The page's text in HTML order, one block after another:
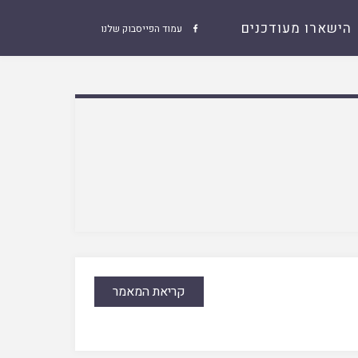
 עמוד הפייסבוק שלנו הישארו מעודכנים
קריאת המאמר